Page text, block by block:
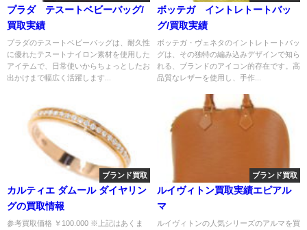
プラダ テスートベビーバッグ/
買取実績
プラダのテスートベビーバッグは、耐久性
に優れたテスートナイロン素材を使用した
アイテムで、日常使いからちょっとしたお
出かけまで幅広く活躍します...
ボッテガ イントレトートバッ
グ/買取実績
ボッテガ・ヴェネタのイントレトートバッ
グは、その独特の編み込みデザインで知ら
れる、ブランドのアイコン的存在です。高
品質なレザーを使用し、手作...
ブランド買取
カルティエ ダムール ダイヤリン
グの買取情報
参考買取価格 ￥100.000 ※上記はあくま
ブランド買取
ルイヴィトン買取実績エピアル
マ
ルイヴィトンの人気シリーズのアルマを買